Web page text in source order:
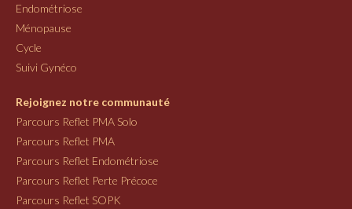
Endométriose
Ménopause
Cycle
Suivi Gynéco
Rejoignez notre communauté
Parcours Reflet PMA Solo
Parcours Reflet PMA
Parcours Reflet Endométriose
Parcours Reflet Perte Précoce
Parcours Reflet SOPK